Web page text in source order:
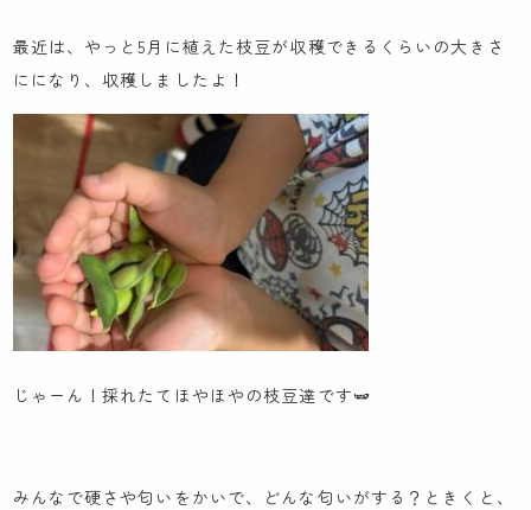
NPO会員専用ページはこちら
お知らせ
先輩職員による先輩ブログ
ケンパの活動ブログ
最近は、やっと5月に植えた枝豆が収穫できるくらいの大きさ
にになり、収穫しましたよ！
じゃーん！採れたてほやほやの枝豆達です🫛
みんなで硬さや匂いをかいで、どんな匂いがする？ときくと、